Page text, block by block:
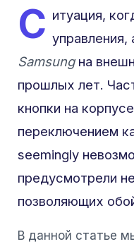
С итуация,
Samsungна
прошлых лет.
кнопки на
переключением
seemingly
предусмотрели
позволяющих
В данной статье